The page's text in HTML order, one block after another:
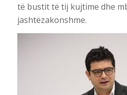
të bustit të tij kujtime dhe
jashtëzakonshme.